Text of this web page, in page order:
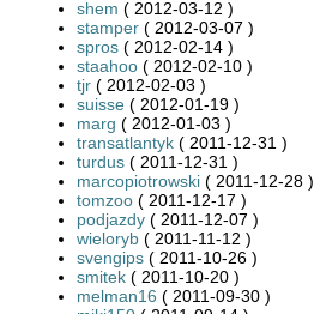
shem ( 2012-03-12 )
stamper ( 2012-03-07 )
spros ( 2012-02-14 )
staahoo ( 2012-02-10 )
tjr ( 2012-02-03 )
suisse ( 2012-01-19 )
marg ( 2012-01-03 )
transatlantyk ( 2011-12-31 )
turdus ( 2011-12-31 )
marcopiotrowski ( 2011-12-28 )
tomzoo ( 2011-12-17 )
podjazdy ( 2011-12-07 )
wieloryb ( 2011-11-12 )
svengips ( 2011-10-26 )
smitek ( 2011-10-20 )
melman16 ( 2011-09-30 )